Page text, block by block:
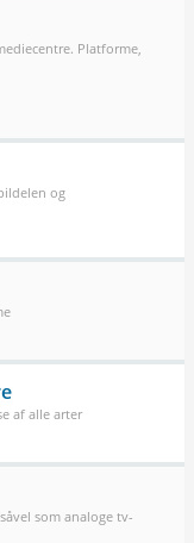
Platforme,
og
af alle arter
som analoge tv-